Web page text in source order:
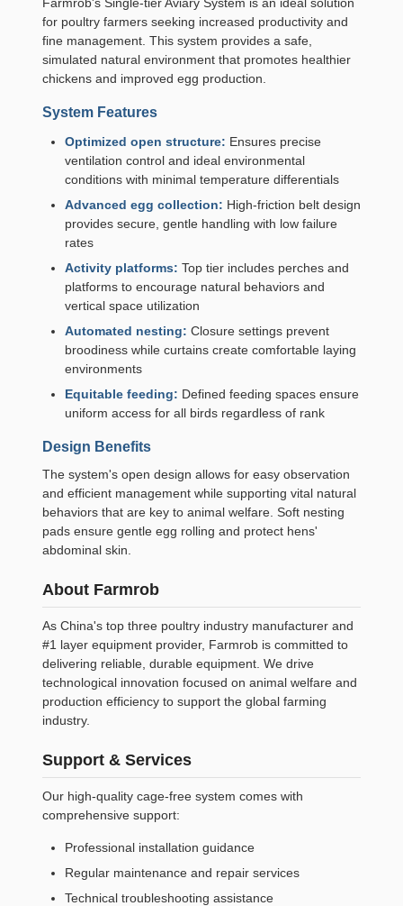
for poultry farmers seeking increased productivity and
fine management. This system provides a safe,
simulated natural environment that promotes healthier
chickens and improved egg production.
System Features
Optimized open structure: Ensures precise
ventilation control and ideal environmental
conditions with minimal temperature differentials
Advanced egg collection: High-friction belt design
provides secure, gentle handling with low failure
rates
Activity platforms: Top tier includes perches and
platforms to encourage natural behaviors and
vertical space utilization
Automated nesting: Closure settings prevent
broodiness while curtains create comfortable laying
environments
Equitable feeding: Defined feeding spaces ensure
uniform access for all birds regardless of rank
Design Benefits
The system's open design allows for easy observation
and efficient management while supporting vital natural
behaviors that are key to animal welfare. Soft nesting
pads ensure gentle egg rolling and protect hens'
abdominal skin.
About Farmrob
As China's top three poultry industry manufacturer and
#1 layer equipment provider, Farmrob is committed to
delivering reliable, durable equipment. We drive
technological innovation focused on animal welfare and
production efficiency to support the global farming
industry.
Support & Services
Our high-quality cage-free system comes with
comprehensive support:
Professional installation guidance
Regular maintenance and repair services
Technical troubleshooting assistance